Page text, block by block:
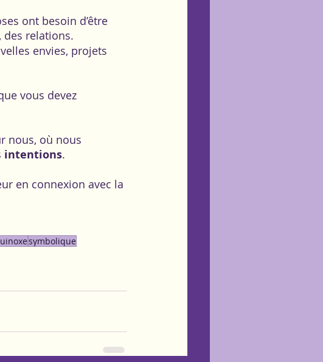
ont besoin d’être
des relations.
envies, projets
vous devez
nous, où nous
intentions.
en connexion avec la
symbolique